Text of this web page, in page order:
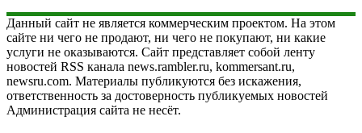
Данный сайт не является коммерческим проектом. На этом
сайте ни чего не продают, ни чего не покупают, ни какие
услуги не оказываются. Сайт представляет собой ленту
новостей RSS канала news.rambler.ru, kommersant.ru,
newsru.com. Материалы публикуются без искажения,
ответственность за достоверность публикуемых новостей
Администрация сайта не несёт.